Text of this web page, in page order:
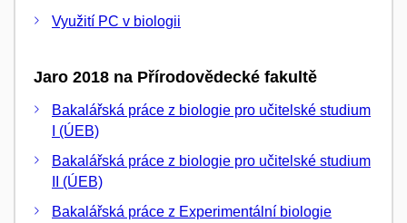
Využití PC v biologii
Jaro 2018 na Přírodovědecké fakultě
Bakalářská práce z biologie pro učitelské studium
I (ÚEB)
Bakalářská práce z biologie pro učitelské studium
II (ÚEB)
Bakalářská práce z Experimentální biologie